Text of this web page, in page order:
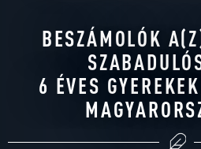
BESZÁMOLÓK
6 ÉVES